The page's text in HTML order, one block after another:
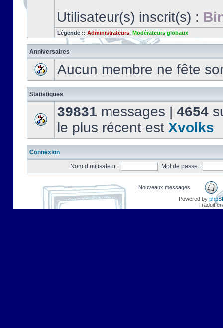
Utilisateur(s) inscrit(s) :
Légende :: Administrateurs, Modérateurs globaux
Anniversaires
Aucun membre ne fête
Statistiques
39831 messages | 4654
le plus récent est Xvolks
Connexion
Nom d’utilisateur :
Mot de passe :
Nouveaux messages
Powered by
Traduit